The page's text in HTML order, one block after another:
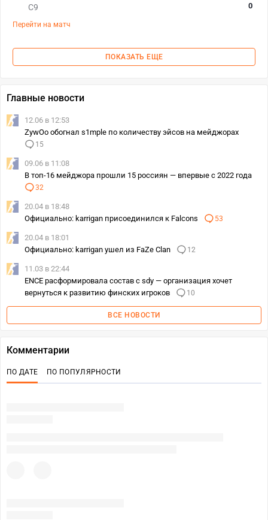
C9
0
Перейти на матч
ПОКАЗАТЬ ЕЩЕ
Главные новости
12.06 в 12:53
ZywOo обогнал s1mple по количеству эйсов на мейджорах
15
09.06 в 11:08
В топ-16 мейджора прошли 15 россиян — впервые с 2022 года
32
20.04 в 18:48
Официально: karrigan присоединился к Falcons
53
20.04 в 18:01
Официально: karrigan ушел из FaZe Clan
12
11.03 в 22:44
ENCE расформировала состав с sdy — организация хочет
вернуться к развитию финских игроков
10
ВСЕ НОВОСТИ
Комментарии
ПО ДАТЕ ПО ПОПУЛЯРНОСТИ